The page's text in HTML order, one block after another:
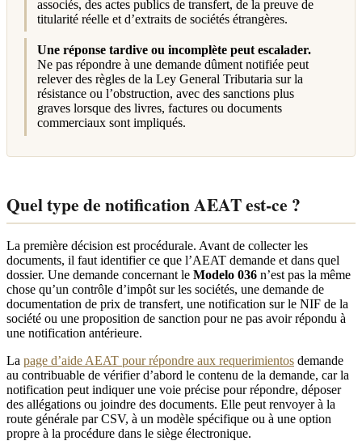
associés, des actes publics de transfert, de la preuve de
titularité réelle et d’extraits de sociétés étrangères.
Une réponse tardive ou incomplète peut escalader.
Ne pas répondre à une demande dûment notifiée peut
relever des règles de la Ley General Tributaria sur la
résistance ou l’obstruction, avec des sanctions plus
graves lorsque des livres, factures ou documents
commerciaux sont impliqués.
Quel type de notification AEAT est-ce ?
La première décision est procédurale. Avant de collecter les
documents, il faut identifier ce que l’AEAT demande et dans quel
dossier. Une demande concernant le Modelo 036 n’est pas la même
chose qu’un contrôle d’impôt sur les sociétés, une demande de
documentation de prix de transfert, une notification sur le NIF de la
société ou une proposition de sanction pour ne pas avoir répondu à
une notification antérieure.
La page d’aide AEAT pour répondre aux requerimientos demande
au contribuable de vérifier d’abord le contenu de la demande, car la
notification peut indiquer une voie précise pour répondre, déposer
des allégations ou joindre des documents. Elle peut renvoyer à la
route générale par CSV, à un modèle spécifique ou à une option
propre à la procédure dans le siège électronique.